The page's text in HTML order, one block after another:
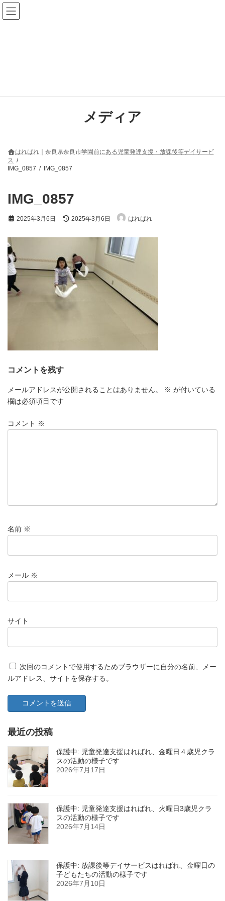
コ
ン
テ
ナ
ビ
ゲ
メディア
はればれ｜奈良県奈良市学園前にある児童発達支援・放課後等デイサービ
ス
IMG_0857
IMG_0857
IMG_0857
2025年3月6日
最
時
:
2025年3月6日 はればれ
コメントを残す
メールアドレスが公開されることはありません。 ※ が付いている
欄は必須項目です
コメント ※
名前 ※
メール ※
サイト
次回のコメントで使用するためブラウザーに自分の名前、メー
ルアドレス、サイトを保存する。
最近の投稿
保護中: 児童発達支援はればれ、金曜日４歳児クラ
スの活動の様子です
2026年7月17日
保護中: 児童発達支援はればれ、火曜日3歳児クラ
スの活動の様子です
2026年7月14日
保護中: 放課後等デイサービスはればれ、金曜日の
子どもたちの活動の様子です
2026年7月10日